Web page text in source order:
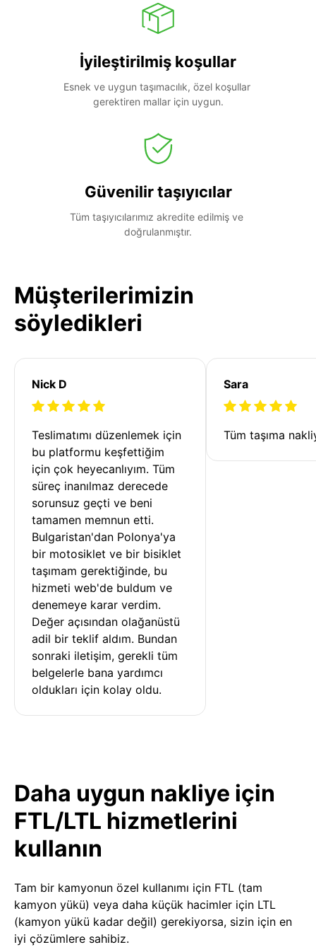
İyileştirilmiş koşullar
Esnek ve uygun taşımacılık, özel koşullar
gerektiren mallar için uygun.
Güvenilir taşıyıcılar
Tüm taşıyıcılarımız akredite edilmiş ve
doğrulanmıştır.
Müşterilerimizin
söyledikleri
Nick D
Teslimatımı düzenlemek için
bu platformu keşfettiğim
için çok heyecanlıyım. Tüm
süreç inanılmaz derecede
sorunsuz geçti ve beni
tamamen memnun etti.
Bulgaristan'dan Polonya'ya
bir motosiklet ve bir bisiklet
taşımam gerektiğinde, bu
hizmeti web'de buldum ve
denemeye karar verdim.
Değer açısından olağanüstü
adil bir teklif aldım. Bundan
sonraki iletişim, gerekli tüm
belgelerle bana yardımcı
oldukları için kolay oldu.
Sara
Tüm taşıma
Daha uygun nakliye için
FTL/LTL hizmetlerini
kullanın
Tam bir kamyonun özel kullanımı için FTL (tam
kamyon yükü) veya daha küçük hacimler için LTL
(kamyon yükü kadar değil) gerekiyorsa, sizin için en
iyi çözümlere sahibiz.